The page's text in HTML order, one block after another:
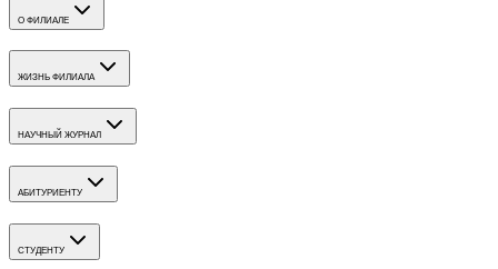
О ФИЛИАЛЕ
ЖИЗНЬ ФИЛИАЛА
НАУЧНЫЙ ЖУРНАЛ
АБИТУРИЕНТУ
СТУДЕНТУ